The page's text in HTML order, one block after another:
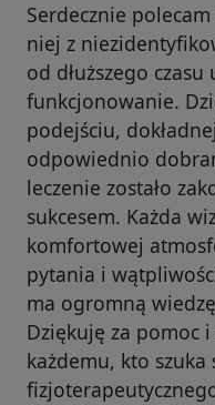
Serdecznie
niej z
od dłuższego
funkcjonowanie.
podejściu,
odpowiednio
leczenie zostało
sukcesem. Każda
komfortowej
pytania i
ma ogromną
Dziękuję za pomoc
każdemu, kto